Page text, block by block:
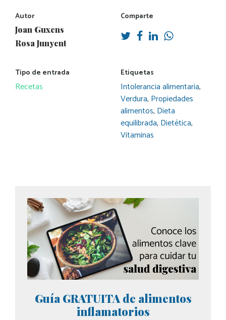
Autor
Joan Guxens
Rosa Junyent
Comparte
Tipo de entrada
Recetas
Etiquetas
Intolerancia alimentaria,
Verdura, Propiedades
alimentos, Dieta
equilibrada, Dietética,
Vitaminas
Guía GRATUITA de alimentos
inflamatorios